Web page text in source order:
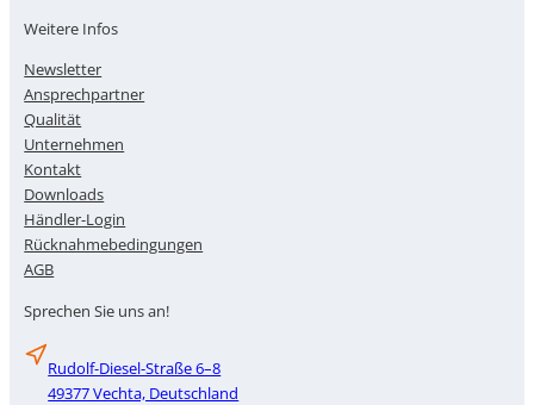
Weitere Infos
Newsletter
Ansprechpartner
Qualität
Unternehmen
Kontakt
Downloads
Händler-Login
Rücknahmebedingungen
AGB
Sprechen Sie uns an!
Rudolf-Diesel-Straße 6–8
49377 Vechta, Deutschland